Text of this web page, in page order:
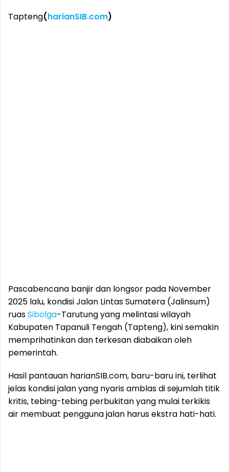
Tapteng(harianSIB.com)
Pascabencana banjir dan longsor pada November
2025 lalu, kondisi Jalan Lintas Sumatera (Jalinsum)
ruasSibolga-Tarutung yang melintasi wilayah
Kabupaten Tapanuli Tengah (Tapteng), kini semakin
memprihatinkan dan terkesan diabaikan oleh
pemerintah.
Hasil pantauan harianSIB.com, baru-baru ini, terlihat
jelas kondisi jalan yang nyaris amblas di sejumlah titik
kritis, tebing-tebing perbukitan yang mulai terkikis
air membuat pengguna jalan harus ekstra hati-hati.